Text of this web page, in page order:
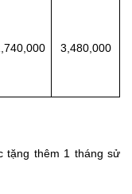
3,480,000
tặng thêm 1 tháng sử